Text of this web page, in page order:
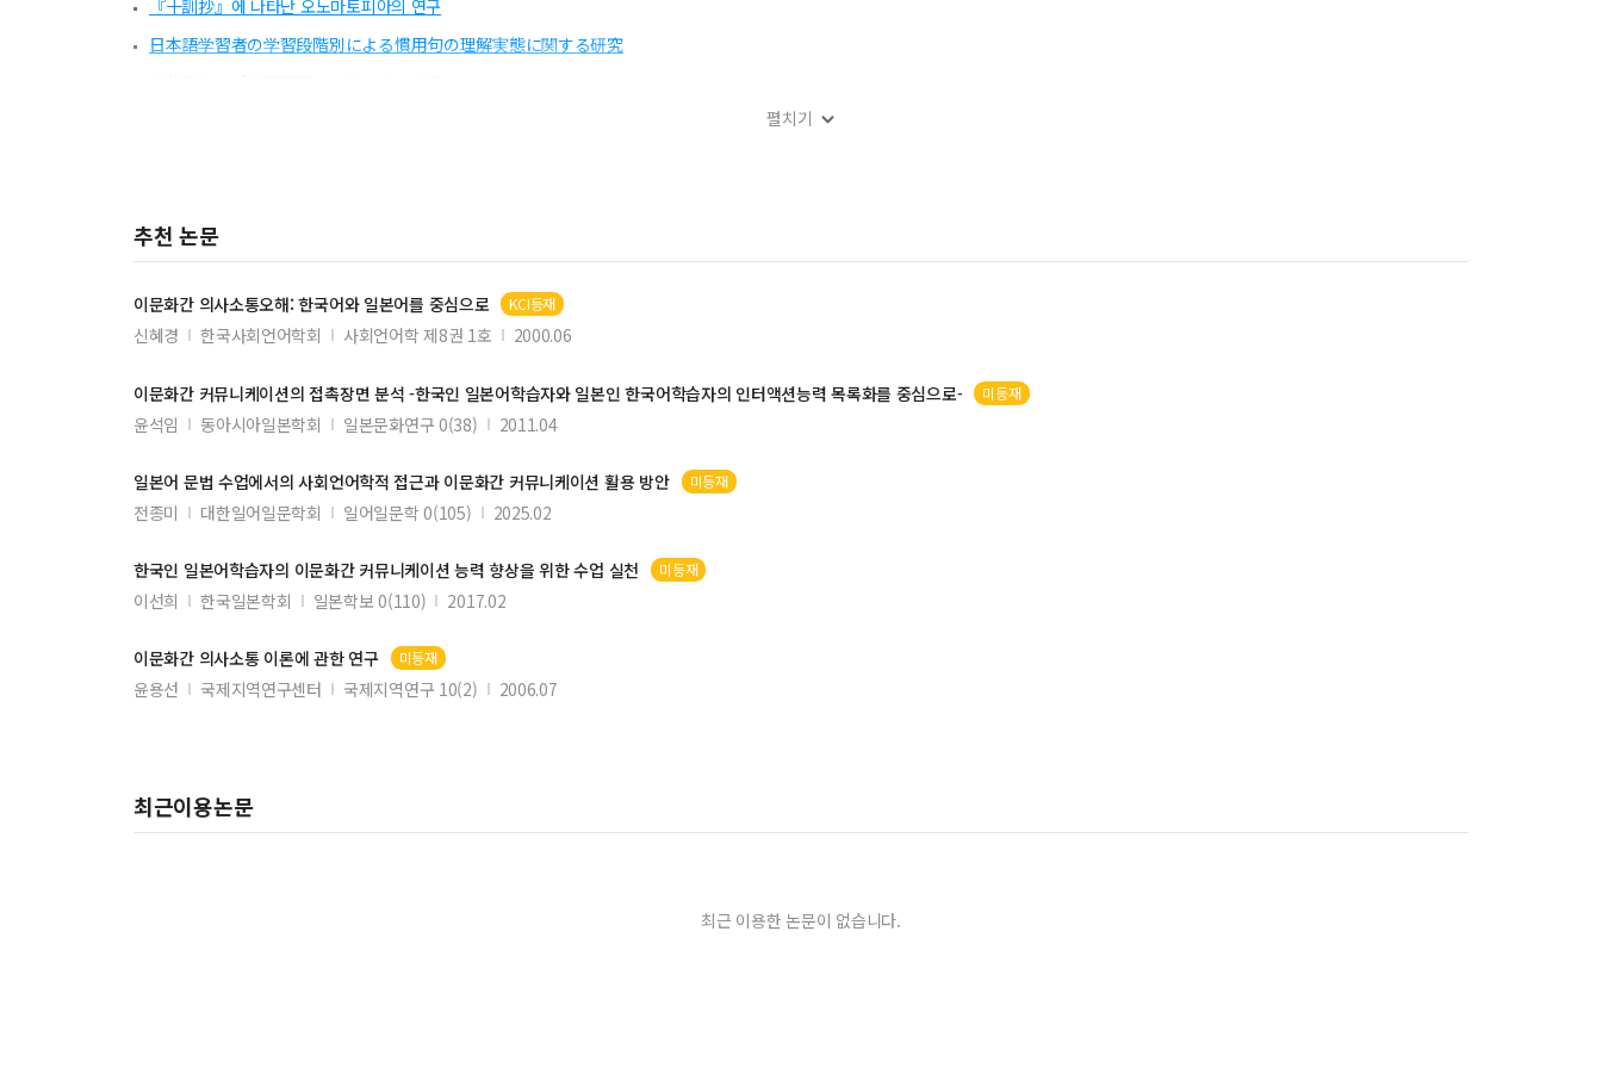
『十訓抄』에 나타난 오노마토피아의 연구
日本語学習者の学習段階別による慣用句の理解実態に関する研究
아쿠타가와 류노스케의 『개화의 살인』 고찰
宇治十帖の「明けぐれ」論
근대 의학 교육과 번역
丹塗矢型 神婚전승에 관한 연구
재일한인 디아스포라 2세 배중도의 민족정체성의 변화와 식민자 2세 고바야시 마사루
조선통신사와 일본근세연극
近代日本におけるメレディス詩学の受容
펼치기
추천 논문
이문화간의사소통오해: 한국어와 일본어를 중심으로 KCI등재
신혜경 한국사회언어학회 사회언어학 제8권 1호 2000.06
이문화간커뮤니케이션의 접촉장면 분석 -한국인 일본어학습자와 일본인 한국어학습자의 인터액션능력 목록화를 중심으로- 미등재
윤석임 동아시아일본학회 일본문화연구 0(38) 2011.04
일본어 문법 수업에서의 사회언어학적 접근과 이문화간 커뮤니케이션 활용 방안 미등재
전종미 대한일어일문학회 일어일문학 0(105) 2025.02
한국인 일본어학습자의 이문화간커뮤니케이션 능력 향상을 위한 수업 실천 미등재
이선희 한국일본학회 일본학보 0(110) 2017.02
이문화간의사소통 이론에 관한 연구 미등재
윤용선 국제지역연구센터 국제지역연구 10(2) 2006.07
최근이용논문
최근 이용한 논문이 없습니다.